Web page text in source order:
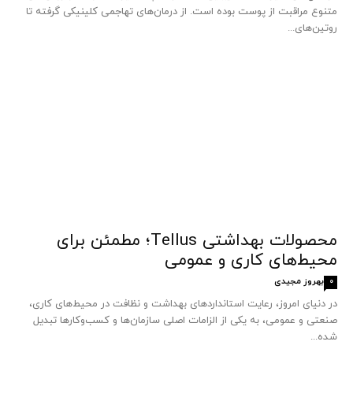
متنوع مراقبت از پوست بوده است. از درمان‌های تهاجمی کلینیکی گرفته تا
روتین‌های...
محصولات بهداشتی Tellus؛ مطمئن برای
محیط‌های کاری و عمومی
بهروز مجیدی 0
در دنیای امروز، رعایت استانداردهای بهداشت و نظافت در محیط‌های کاری،
صنعتی و عمومی، به یکی از الزامات اصلی سازمان‌ها و کسب‌وکارها تبدیل
شده...